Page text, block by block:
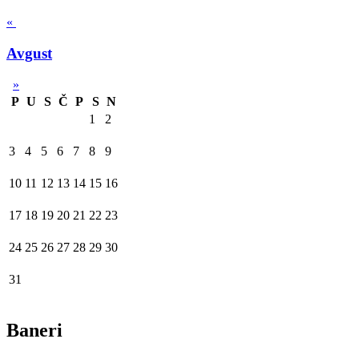
«
Avgust
»
P U S Č P S N
1
2
3 4 5 6 7 8 9
10 11 12 13 14 15 16
17 18 19 20 21 22 23
24 25 26 27 28 29 30
31
Baneri